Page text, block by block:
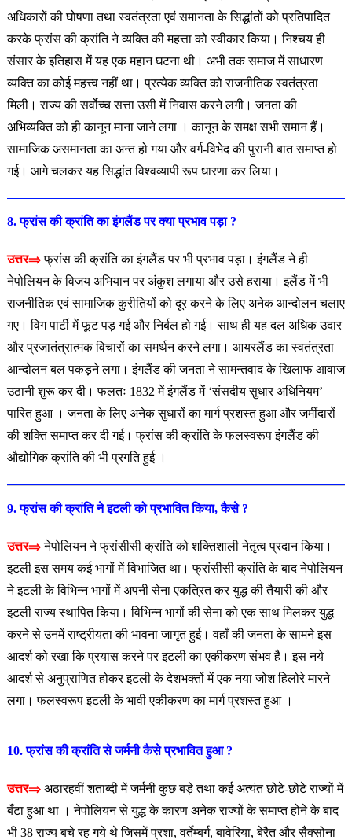
अधिकारों की घोषणा तथा स्वतंत्रता एवं समानता के सिद्धांतों को प्रतिपादित
करके फ्रांस की क्रांति ने व्यक्ति की महत्ता को स्वीकार किया। निश्चय ही
संसार केइतिहास में यह एक महान घटना थी। अभी तक समाज में साधारण
व्यक्ति का कोई महत्त्व नहीं था। प्रत्येक व्यक्ति को राजनीतिक स्वतंत्रता
मिली। राज्य की सर्वोच्च सत्ता उसी में निवास करने लगी। जनता की
अभिव्यक्ति को ही कानून माना जाने लगा । कानून के समक्ष सभी समान हैं।
सामाजिक असमानता का अन्त हो गया और वर्ग-विभेद की पुरानी बात समाप्त हो
गई। आगे चलकर यह सिद्धांत विश्वव्यापी रूप धारणा कर लिया।
8. फ्रांस की क्रांति का इंगलैंड पर क्या प्रभाव पड़ा ?
उत्तर⇒फ्रांस की क्रांति का इंगलैंड पर भी प्रभाव पड़ा। इंगलैंड ने ही
नेपोलियन के विजय अभियान पर अंकुश लगाया और उसे हराया। इलैंड में भी
राजनीतिक एवं सामाजिक कुरीतियों को दूर करने के लिए अनेक आन्दोलन चलाए
गए। विग पार्टी में फूट पड़ गई और निर्बल हो गई। साथ ही यह दल अधिक उदार
और प्रजातंत्रात्मक विचारों का समर्थन करने लगा। आयरलैंड का स्वतंत्रता
आन्दोलन बल पकड़ने लगा। इंगलैंड की जनता ने सामन्तवाद के खिलाफ आवाज
उठानी शुरू कर दी। फलतः 1832 में इंगलैंड में ‘संसदीय सुधार अधिनियम’
पारित हुआ । जनता के लिए अनेक सुधारों का मार्ग प्रशस्त हुआ और जमींदारों
की शक्ति समाप्त कर दी गई। फ्रांस की क्रांति के फलस्वरूप इंगलैंड की
औद्योगिक क्रांति की भी प्रगति हुई ।
9. फ्रांस की क्रांति ने इटली को प्रभावित किया, कैसे ?
उत्तर⇒नेपोलियन ने फ्रांसीसी क्रांति को शक्तिशाली नेतृत्व प्रदान किया।
इटली इस समय कई भागों में विभाजित था। फ्रांसीसी क्रांति के बाद नेपोलियन
ने इटली के विभिन्न भागों में अपनी सेना एकत्रित कर युद्ध की तैयारी की और
इटली राज्य स्थापित किया। विभिन्न भागों की सेना को एक साथ मिलकर युद्ध
करने से उनमें राष्ट्रीयता की भावना जागृत हुई। वहाँ की जनता के सामने इस
आदर्श को रखा कि प्रयास करने पर इटली का एकीकरण संभव है। इस नये
आदर्श से अनुप्राणित होकर इटली के देशभक्तों में एक नया जोश हिलोरे मारने
लगा। फलस्वरूप इटली के भावी एकीकरण का मार्ग प्रशस्त हुआ ।
10. फ्रांस की क्रांति से जर्मनी कैसे प्रभावित हुआ ?
उत्तर⇒अठारहवीं शताब्दी में जर्मनी कुछ बड़े तथा कई अत्यंत छोटे-छोटे राज्यों में
बँटा हुआ था । नेपोलियन से युद्ध के कारण अनेक राज्यों के समाप्त होने के बाद
भी 38 राज्य बचे रह गये थे जिसमें प्रशा, वर्तेम्बर्ग, बावेरिया, बेरैत और सैक्सोना